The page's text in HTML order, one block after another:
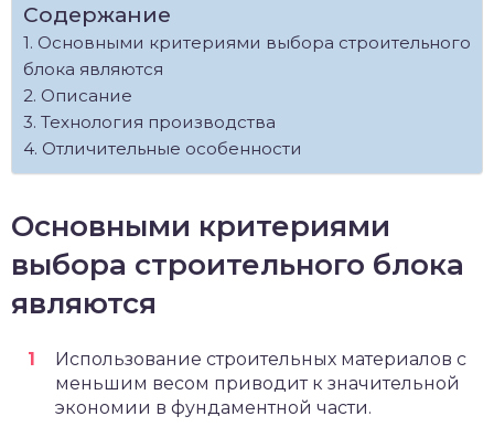
Содержание
Основными критериями выбора строительного
блока являются
Описание
Технология производства
Отличительные особенности
Основными критериями
выбора строительного блока
являются
Использование строительных материалов с
меньшим весом приводит к значительной
экономии в фундаментной части.